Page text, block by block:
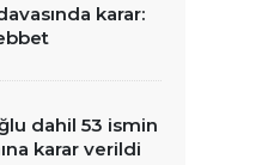
karar:
dahil 53 ismin
karar verildi